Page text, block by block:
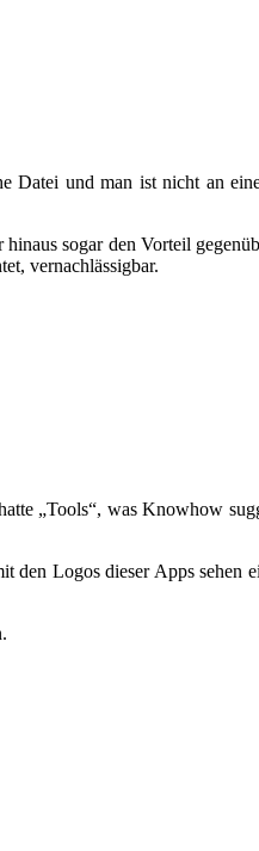
Datei und man ist nicht an
sogar den Vorteil
vernachlässigbar.
„Tools“, was Knowhow
Logos dieser Apps sehen